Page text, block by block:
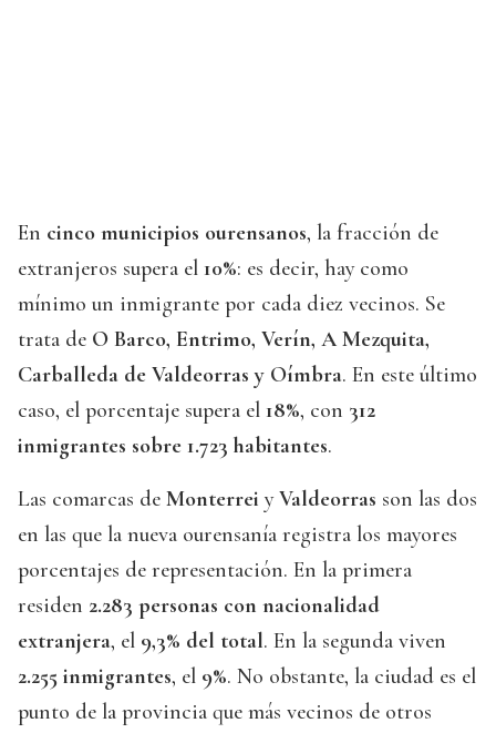
En cinco municipios ourensanos, la fracción de
extranjeros supera el 10%: es decir, hay como
mínimo un inmigrante por cada diez vecinos. Se
trata de O Barco, Entrimo, Verín, A Mezquita,
Carballeda de Valdeorras y Oímbra. En este último
caso, el porcentaje supera el 18%, con 312
inmigrantes sobre 1.723 habitantes.
Las comarcas de Monterrei yValdeorras son las dos
en las que la nueva ourensanía registra los mayores
porcentajes de representación. En la primera
residen 2.283 personas con nacionalidad
extranjera, el 9,3% del total. En la segunda viven
2.255 inmigrantes, el 9%. No obstante, la ciudad es el
punto de la provincia que más vecinos de otros